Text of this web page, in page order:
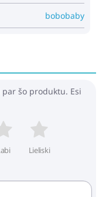
bobobaby
šo produktu. Esi
Lieliski